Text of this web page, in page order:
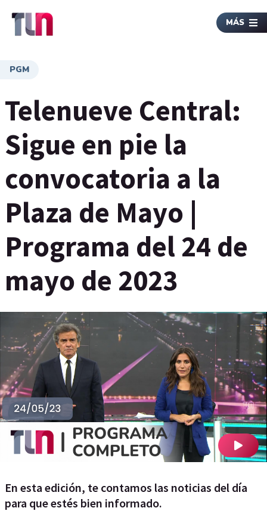
MÁS
PGM
Telenueve Central:
Sigue en pie la
convocatoria a la
Plaza de Mayo |
Programa del 24 de
mayo de 2023
En esta edición, te contamos las noticias del día
para que estés bien informado.